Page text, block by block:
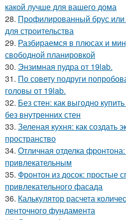
какой лучше для вашего дома
28. Профилированный брус
для строительства
29. Разбираемся в плюсах и
свободной планировкой
30. Энзимная пудра от 19lab.
31. По совету подруги
головы от 19lab.
32. Без стен: как выгодно
без внутренних стен
33. Зеленая кухня: как создать
пространство
34. Отличная отделка
привлекательным
35. Фронтон из досок: простые
привлекательного фасада
36. Калькулятор расчета
ленточного фундамента